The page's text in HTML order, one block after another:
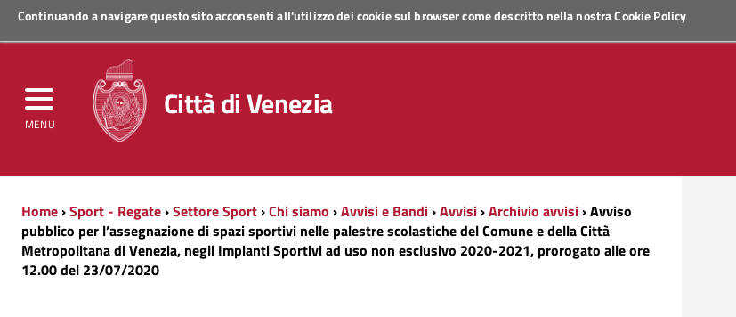
Continuando a navigare questo sito acconsenti all'utilizzo dei cookie sul browser come descritto nella nostraCookie Policy
MENU
Regione Veneto
Città di Venezia
Home›Sport - Regate›Settore Sport›Chi siamo ›Avvisi e Bandi›Avvisi›Archivio avvisi› Avviso
pubblico per l’assegnazione di spazi sportivi nelle palestre scolastiche del Comune e della Città
Metropolitana di Venezia, negli Impianti Sportivi ad uso non esclusivo 2020-2021, prorogato alle ore
12.00 del 23/07/2020